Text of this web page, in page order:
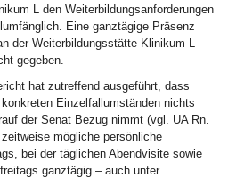
L den Weiterbildungsanforderungen
Eine ganztägige Präsenz
der Weiterbildungsstätte Klinikum L
gegeben.
hat zutreffend ausgeführt, dass
Einzelfallumständen nichts
der Senat Bezug nimmt (vgl. UA Rn.
mögliche persönliche
bei der täglichen Abendvisite sowie
ganztägig – auch unter